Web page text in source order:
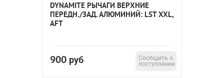
DYNAMITE РЫЧАГИ ВЕРХНИЕ
ПЕРЕДН./ЗАД. АЛЮМИНИЙ: LST XXL,
AFT
900 руб
Сообщить о
поступлении